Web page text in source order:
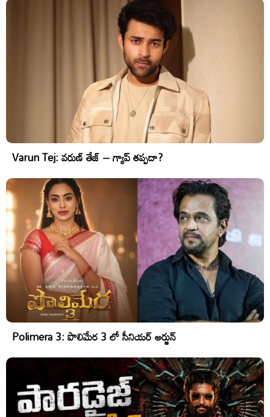
Varun Tej: వరుణ్ తేజ్ – గ్యాప్ తప్పదా?
Polimera 3: పొలిమేర 3 లో సీనియర్ అర్జున్